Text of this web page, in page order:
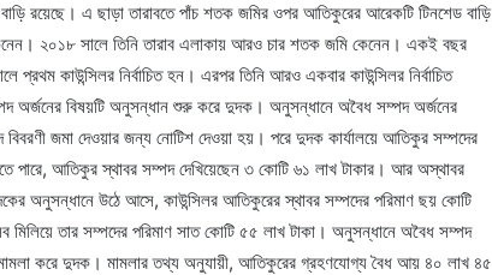
রয়েছে। এ ছাড়া তারাবতে পাঁচ শতক জমির ওপর আতিকুরের আরেকটি টিনশেড বাড়ি
২০১৮ সালে তিনি তারাব এলাকায় আরও চার শতক জমি কেনেন। একই বছর
কাউন্সিলর নির্বাচিত হন। এরপর তিনি আরও একবার কাউন্সিলর নির্বাচিত
অর্জনের বিষয়টি অনুসন্ধান শুরু করে দুদক। অনুসন্ধানে অবৈধ সম্পদ অর্জনের
জমা দেওয়ার জন্য নোটিশ দেওয়া হয়। পরে দুদক কার্যালয়ে আতিকুর সম্পদের
পারে, আতিকুর স্থাবর সম্পদ দেখিয়েছেন ৩ কোটি ৬১ লাখ টাকার। আর অস্থাবর
অনুসন্ধানে উঠে আসে, কাউন্সিলর আতিকুরের স্থাবর সম্পদের পরিমাণ ছয় কোটি
তার সম্পদের পরিমাণ সাত কোটি ৫৫ লাখ টাকা। অনুসন্ধানে অবৈধ সম্পদ
মামলা করে দুদক। মামলার তথ্য অনুযায়ী, আতিকুরের গ্রহণযোগ্য বৈধ আয় ৪০ লাখ ৪৫